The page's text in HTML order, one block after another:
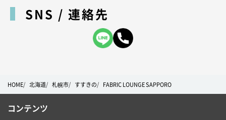
SNS / 連絡先
HOME 北海道 札幌市 すすきの FABRIC LOUNGE SAPPORO
コンテンツ